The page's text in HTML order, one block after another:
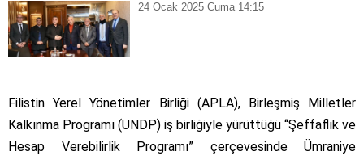
24 Ocak 2025 Cuma 14:15
Filistin Yerel Yönetimler Birliği (APLA), Birleşmiş Milletler
Kalkınma Programı (UNDP) iş birliğiyle yürüttüğü “Şeffaflık ve
Hesap Verebilirlik Programı” çerçevesinde Ümraniye